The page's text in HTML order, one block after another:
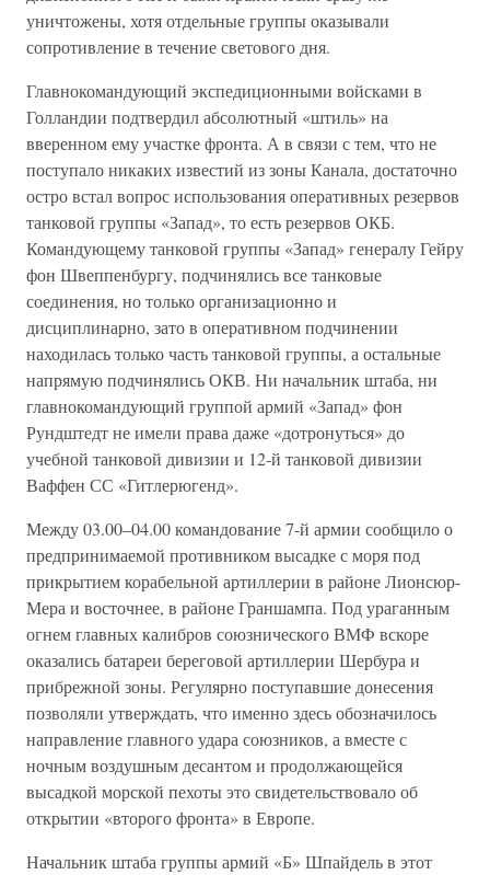
уничтожены, хотя отдельные группы оказывали
сопротивление в течение светового дня.
Главнокомандующий экспедиционными войсками в
Голландии подтвердил абсолютный «штиль» на
вверенном ему участке фронта. А в связи с тем, что не
поступало никаких известий из зоны Канала, достаточно
остро встал вопрос использования оперативных резервов
танковой группы «Запад», то есть резервов ОКБ.
Командующему танковой группы «Запад» генералу Гейру
фон Швеппенбургу, подчинялись все танковые
соединения, но только организационно и
дисциплинарно, зато в оперативном подчинении
находилась только часть танковой группы, а остальные
напрямую подчинялись ОКВ. Ни начальник штаба, ни
главнокомандующий группой армий «Запад» фон
Рундштедт не имели права даже «дотронуться» до
учебной танковой дивизии и 12-й танковой дивизии
Ваффен СС «Гитлерюгенд».
Между 03.00–04.00 командование 7-й армии сообщило о
предпринимаемой противником высадке с моря под
прикрытием корабельной артиллерии в районе Лионсюр-
Мера и восточнее, в районе Граншампа. Под ураганным
огнем главных калибров союзнического ВМФ вскоре
оказались батареи береговой артиллерии Шербура и
прибрежной зоны. Регулярно поступавшие донесения
позволяли утверждать, что именно здесь обозначилось
направление главного удара союзников, а вместе с
ночным воздушным десантом и продолжающейся
высадкой морской пехоты это свидетельствовало об
открытии «второго фронта» в Европе.
Начальник штаба группы армий «Б» Шпайдель в этот